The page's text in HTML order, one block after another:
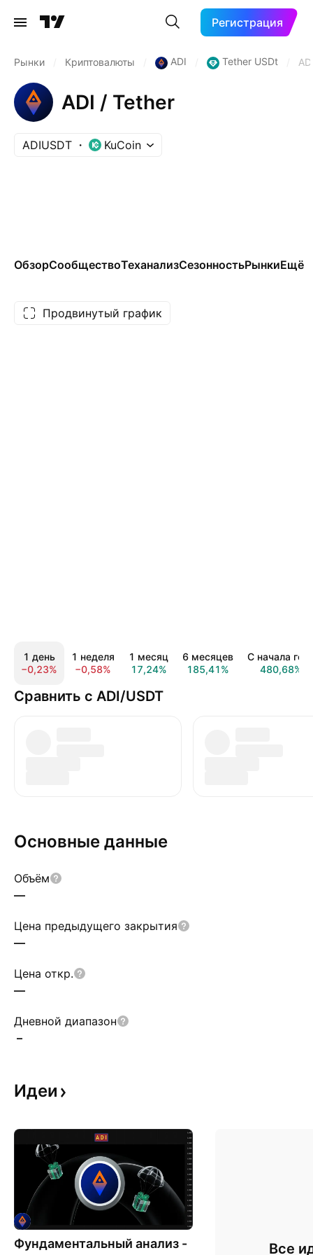
Регистрация
Рынки Криптовалюты ADI Tether USDt
ADI / Tether
ADIUSDT KuCoin
ОбзорСообществоТеханализСезонностьРынкиЕщё
Продвинутый график
1 день
−0,23%
1 неделя
−0,58%
1 месяц
17,24%
6 месяцев
185,41%
С начала
480,68%
Сравнить с ADI/USDT
Основные данные
Объём
—
Цена предыдущего закрытия
—
Цена откр.
—
Дневной диапазон
–
Идеи
Фундаментальный анализ -
Все